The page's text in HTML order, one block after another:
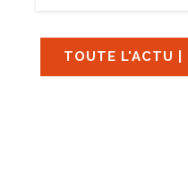
TOUTE L'ACTU